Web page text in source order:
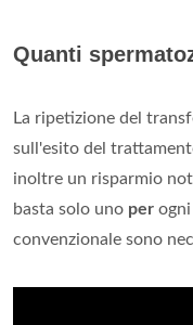
Quanti
La ripetizione del
sull'esito del
inoltre un risparmio
basta solo uno per
convenzionale sono